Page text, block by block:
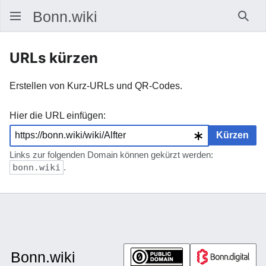
URLs kürzen
Erstellen von Kurz-URLs und QR-Codes.
Hier die URL einfügen:
Kürzen
Links zur folgenden Domain können gekürzt werden:
bonn.wiki .